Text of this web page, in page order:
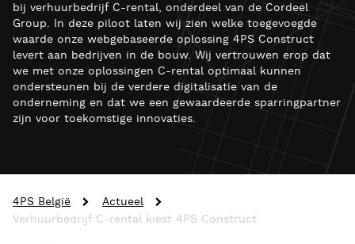
bij verhuurbedrijf C-rental, onderdeel van de Cordeel
Group. In deze piloot laten wij zien welke toegevoegde
waarde onze webgebaseerde oplossing 4PS Construct
levert aan bedrijven in de bouw. Wij vertrouwen erop dat
we met onze oplossingen C-rental optimaal kunnen
ondersteunen bij de verdere digitalisatie van de
onderneming en dat we een gewaardeerde sparringpartner
zijn voor toekomstige innovaties.
4PS België
Actueel
Verhuurbedrijf C-rental kiest 4PS Construct